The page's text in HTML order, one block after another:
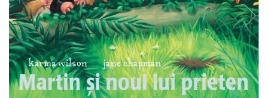
Limbi străine
Muzicale
Poezii
Povești
Reviste
Știință si natură